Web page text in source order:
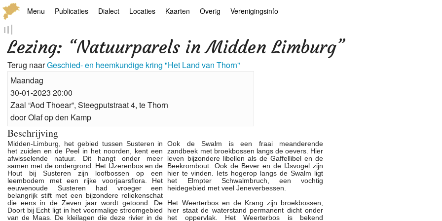
Menu
Activiteiten archief
Nieuws archief
Publicaties
Kroetwes
Zoeken
Dialect
Thoears klankmetje
Spelling van het Thoears
Locaties
Monumenten
Kaarten
Historische kaarten
Overig
Links
Verenigingsinfo
Lid worden
Lezing: “Natuurparels in Midden Limburg”
Terug naarGeschied- en heemkundige kring "Het Land van Thorn"
Maandag
30-01-2023 20:00
Zaal “Aod Thoear”, Steegputstraat 4, te Thorn
door Olaf op den Kamp
Beschrijving
Midden-Limburg, het gebied tussen Susteren in
het zuiden en de Peel in het noorden, kent een
afwisselende natuur. Dit hangt onder meer
samen met de ondergrond. Het IJzerenbos en de
Hout bij Susteren zijn loofbossen op een
leembodem met een rijke voorjaarsflora. Het
eeuwenoude Susteren had vroeger een
belangrijk stift met een bijzondere reliekenschat
die eens in de Zeven jaar wordt getoond. De
Doort bij Echt ligt in het voormalige stroomgebied
van de Maas. De kleilagen die deze rivier in de
Ook de Swalm is een fraai meanderende
zandbeek met broekbossen langs de oevers. Hier
leven bijzondere libellen als de Gaffellibel en de
Beekrombout. Ook de Bever en de IJsvogel zijn
hier te vinden. Iets hogerop langs de Swalm ligt
het Elmpter Schwalmbruch, een vochtig
heidegebied met veel Jeneverbessen.
Het Weerterbos en de Krang zijn broekbossen,
hier staat de waterstand permanent dicht onder
het oppervlak. Het Weerterbos is bekend